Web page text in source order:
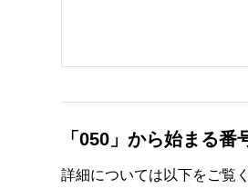
「050」から始まる
詳細については以下をご覧